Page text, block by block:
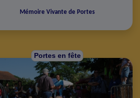
Mémoire Vivante de Portes
Portes en fête